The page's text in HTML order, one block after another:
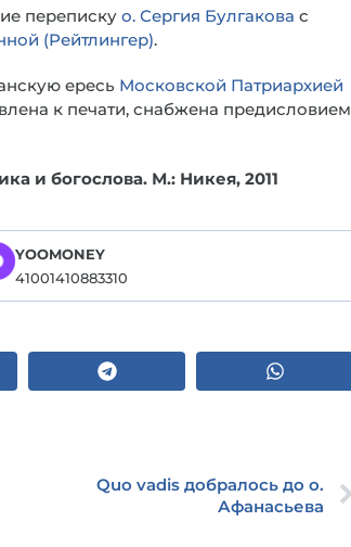
переписку о. Сергия Булгакова с
(Рейтлингер).
ересь Московской Патриархией
к печати, снабжена предисловием
и богослова. М.: Никея, 2011
YOOMONEY
41001410883310
Quo vadis добралось до о.
Афанасьева